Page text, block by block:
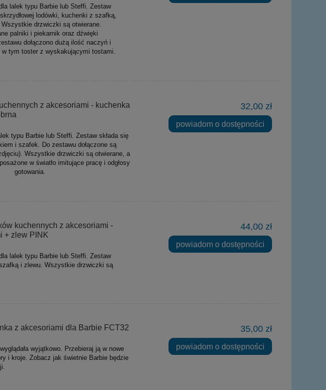
lalek typu Barbie lub Steffi. Zestaw
lodówki, kuchenki z szafką,
drzwiczki są otwierane.
palniki i piekarnik oraz dźwięki
dołączono dużą ilość naczyń i
tym toster z wyskakującymi tostami.
z akcesoriami - kuchenka
typu Barbie lub Steffi. Zestaw składa się
i szafek. Do zestawu dołączone są
Wszystkie drzwiczki są otwierane, a
w światło imitujące pracę i odgłosy
gotowania.
32,00 zł
powiadom o dostępności
kuchennych z akcesoriami -
+ zlew PINK
lalek typu Barbie lub Steffi. Zestaw
i zlewu. Wszystkie drzwiczki są
44,00 zł
powiadom o dostępności
z akcesoriami dla Barbie FCT32
wyjątkowo. Przebieraj ją w nowe
i kroje. Zobacz jak świetnie Barbie będzie
35,00 zł
powiadom o dostępności